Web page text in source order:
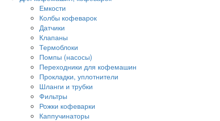
Емкости
Колбы кофеварок
Датчики
Клапаны
Термоблоки
Помпы (насосы)
Переходники для кофемашин
Прокладки, уплотнители
Шланги и трубки
Фильтры
Рожки кофеварки
Каппучинаторы